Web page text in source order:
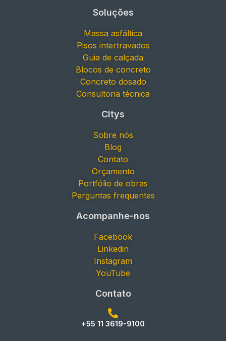
Soluções
Massa asfáltica
Pisos intertravados
Guia de calçada
Blocos de concreto
Concreto dosado
Consultoria técnica
Citys
Sobre nós
Blog
Contato
Orçamento
Portfólio de obras
Perguntas frequentes
Acompanhe-nos
Facebook
Linkedin
Instagram
YouTube
Contato
+55 11 3619-9100